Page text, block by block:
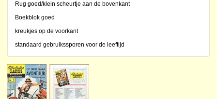
Rug goed/klein scheurtje aan de bovenkant
Boekblok goed
kreukjes op de voorkant
standaard gebruikssporen voor de leeftijd